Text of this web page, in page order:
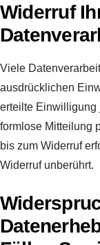
Widerruf
Viele
ausdrücklichen
erteilte Einwilligung
formlose Mitteilung
bis zum Widerruf
Widerruf unberührt.